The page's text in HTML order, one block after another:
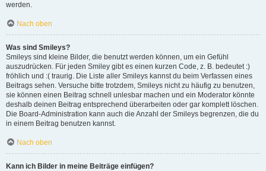
werden.
Nach oben
Was sind Smileys?
Smileys sind kleine Bilder, die benutzt werden können, um ein Gefühl
auszudrücken. Für jeden Smiley gibt es einen kurzen Code, z. B. bedeutet :)
fröhlich und :( traurig. Die Liste aller Smileys kannst du beim Verfassen eines
Beitrags sehen. Versuche bitte trotzdem, Smileys nicht zu häufig zu benutzen,
sie können einen Beitrag schnell unlesbar machen und ein Moderator könnte
deshalb deinen Beitrag entsprechend überarbeiten oder gar komplett löschen.
Die Board-Administration kann auch die Anzahl der Smileys begrenzen, die du
in einem Beitrag benutzen kannst.
Nach oben
Kann ich Bilder in meine Beiträge einfügen?